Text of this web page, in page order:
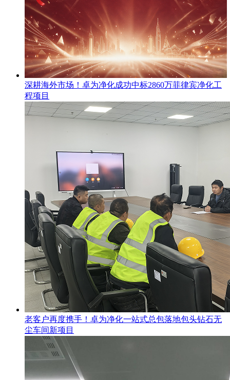
​深耕海外市场！卓为净化成功中标2860万菲律宾净化工
程项目
老客户再度携手！卓为净化一站式总包落地包头钻石无
尘车间新项目